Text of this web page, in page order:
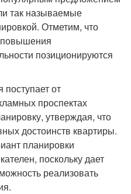
так называемые
Отметим, что
повышения
позиционируются
от
проспектах
утверждая, что
достоинств квартиры.
планировки
поскольку дает
реализовать